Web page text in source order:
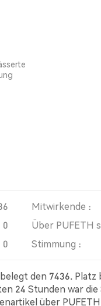
Mitwirkende :
0 Über PUFETH
0 Stimmung :
den 7436.
24 Stunden war
über